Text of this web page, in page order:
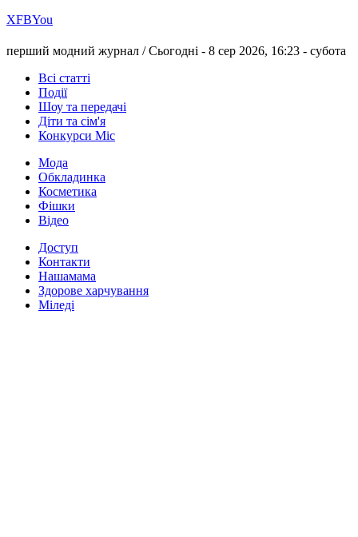
ХFBYou
перший модний журнал /Сьогодні - 8 сер 2026, 16:23 - субота
Всі статті
Події
Шоу та передачі
Діти та сім'я
Конкурси Міс
Мода
Обкладинка
Косметика
Фішки
Відео
Доступ
Контакти
Нашамама
Здорове харчування
Міледі